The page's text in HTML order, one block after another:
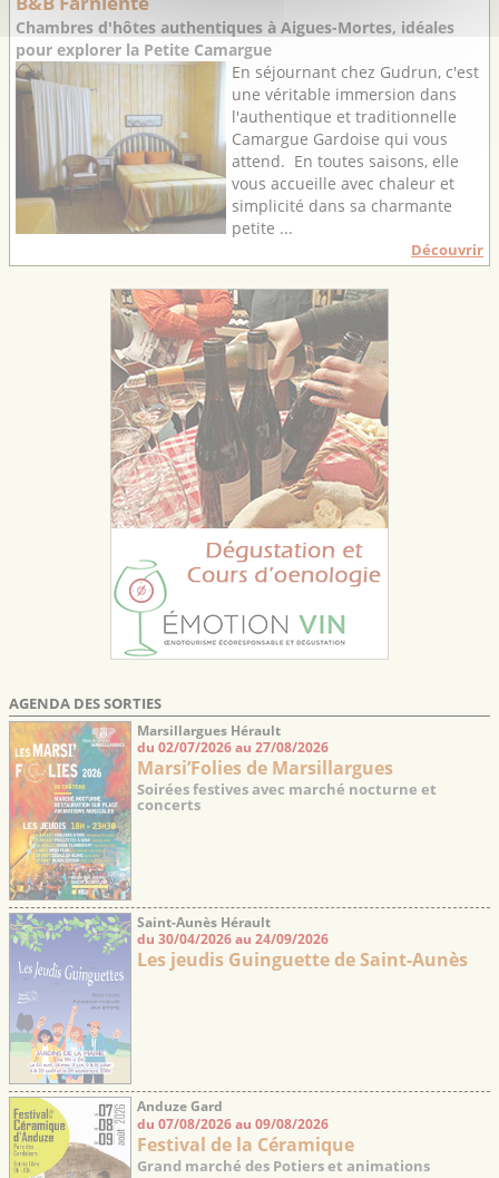
Chambres d'hôtes authentiques à Aigues-Mortes, idéales
pour explorer la Petite Camargue
En séjournant chez Gudrun, c'est
une véritable immersion dans
l'authentique et traditionnelle
Camargue Gardoise qui vous
attend. En toutes saisons, elle
vous accueille avec chaleur et
simplicité dans sa charmante
petite ...
Découvrir
AGENDA DES SORTIES
Marsillargues Hérault
du 02/07/2026 au 27/08/2026
Marsi’Folies de Marsillargues
Soirées festives avec marché nocturne et
concerts
Saint-Aunès Hérault
du 30/04/2026 au 24/09/2026
Les jeudis Guinguette de Saint-Aunès
Anduze Gard
du 07/08/2026 au 09/08/2026
Festival de la Céramique
Grand marché des Potiers et animations